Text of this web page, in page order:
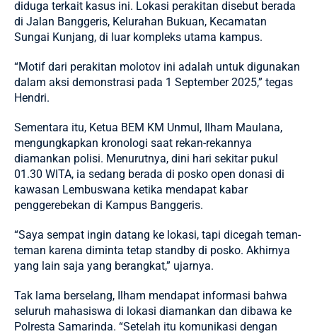
diduga terkait kasus ini. Lokasi perakitan disebut berada
di Jalan Banggeris, Kelurahan Bukuan, Kecamatan
Sungai Kunjang, di luar kompleks utama kampus.
“Motif dari perakitan molotov ini adalah untuk digunakan
dalam aksi demonstrasi pada 1 September 2025,” tegas
Hendri.
Sementara itu, Ketua BEM KM Unmul, Ilham Maulana,
mengungkapkan kronologi saat rekan-rekannya
diamankan polisi. Menurutnya, dini hari sekitar pukul
01.30 WITA, ia sedang berada di posko open donasi di
kawasan Lembuswana ketika mendapat kabar
penggerebekan di Kampus Banggeris.
“Saya sempat ingin datang ke lokasi, tapi dicegah teman-
teman karena diminta tetap standby di posko. Akhirnya
yang lain saja yang berangkat,” ujarnya.
Tak lama berselang, Ilham mendapat informasi bahwa
seluruh mahasiswa di lokasi diamankan dan dibawa ke
Polresta Samarinda. “Setelah itu komunikasi dengan